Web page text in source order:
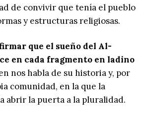
de convivir que tenía el pueblo
y estructuras religiosas.
que el sueño del Al-
en cada fragmento en ladino
nos habla de su historia y, por
comunidad, en la que la
abrir la puerta a la pluralidad.